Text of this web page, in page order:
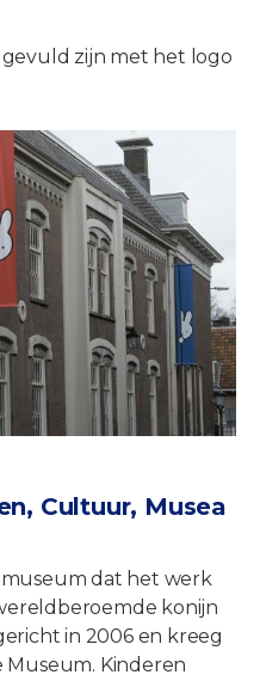
zijn met het logo
Cultuur, Musea
museum dat het werk
konijn
in 2006 en kreeg
Museum. Kinderen